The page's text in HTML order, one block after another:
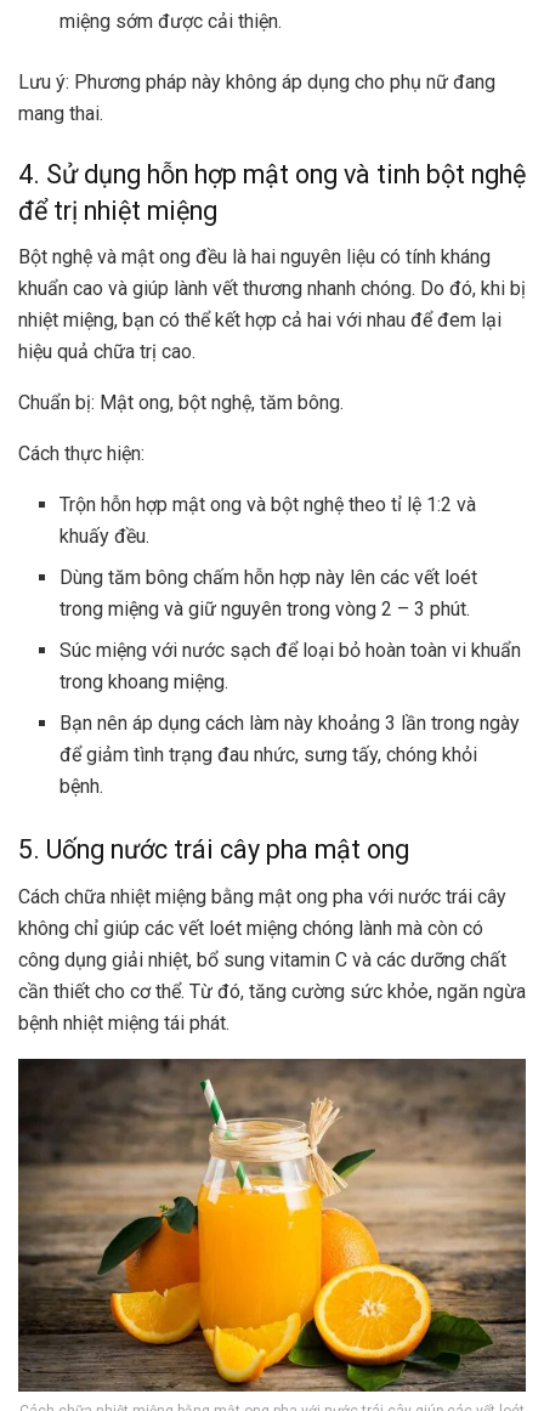
miệng sớm được cải thiện.
Lưu ý: Phương pháp này không áp dụng cho phụ nữ đang
mang thai.
4. Sử dụng hỗn hợp mật ong và tinh bột nghệ
để trị nhiệt miệng
Bột nghệ và mật ong đều là hai nguyên liệu có tính kháng
khuẩn cao và giúp lành vết thương nhanh chóng. Do đó, khi bị
nhiệt miệng, bạn có thể kết hợp cả hai với nhau để đem lại
hiệu quả chữa trị cao.
Chuẩn bị: Mật ong, bột nghệ, tăm bông.
Cách thực hiện:
Trộn hỗn hợp mật ong và bột nghệ theo tỉ lệ 1:2 và
khuấy đều.
Dùng tăm bông chấm hỗn hợp này lên các vết loét
trong miệng và giữ nguyên trong vòng 2 – 3 phút.
Súc miệng với nước sạch để loại bỏ hoàn toàn vi khuẩn
trong khoang miệng.
Bạn nên áp dụng cách làm này khoảng 3 lần trong ngày
để giảm tình trạng đau nhức, sưng tấy, chóng khỏi
bệnh.
5. Uống nước trái cây pha mật ong
Cách chữa nhiệt miệng bằng mật ong pha với nước trái cây
không chỉ giúp các vết loét miệng chóng lành mà còn có
công dụng giải nhiệt, bổ sung vitamin C và các dưỡng chất
cần thiết cho cơ thể. Từ đó, tăng cường sức khỏe, ngăn ngừa
bệnh nhiệt miệng tái phát.